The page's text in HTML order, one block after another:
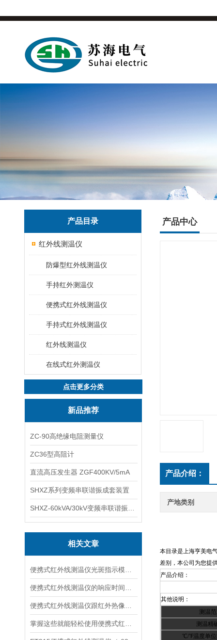
产品目录
红外线测温仪
防爆型红外线测温仪
手持红外测温仪
便携式红外线测温仪
手持式红外线测温仪
红外线测温仪
在线式红外测温仪
点击更多分类
新品推荐
ZC-90高绝缘电阻测量仪
ZC36型高阻计
直流高压发生器 ZGF400KV/5mA
SHXZ系列变频串联谐振成套装置
相关文章
产品中心
产品介绍：
产地类别
本目录是上海亨美电
差别，本公司为您提
产品介绍：
其他说明：
测温
测温精
℃/℉温度单